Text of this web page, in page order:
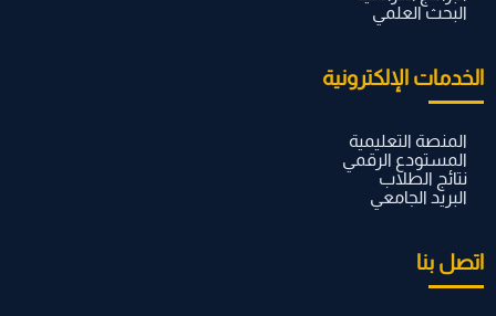
البحث العلمي
الخدمات الإلكترونية
المنصة التعليمية
المستودع الرقمي
نتائج الطلاب
البريد الجامعي
اتصل بنا